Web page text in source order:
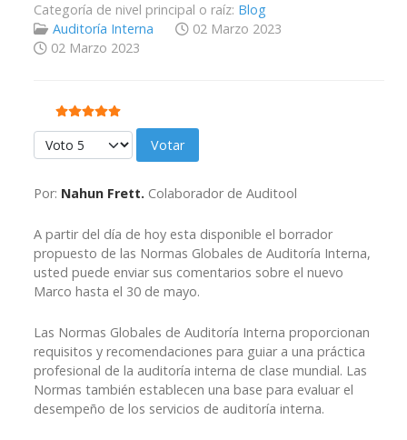
Categoría de nivel principal o raíz: Blog
Auditoría Interna
02 Marzo 2023
02 Marzo 2023
Ratio:5/5
Por favor, vote
Por: Nahun Frett. Colaborador de Auditool
A partir del día de hoy esta disponible el borrador
propuesto de las Normas Globales de Auditoría Interna,
usted puede enviar sus comentarios sobre el nuevo
Marco hasta el 30 de mayo.
Las Normas Globales de Auditoría Interna proporcionan
requisitos y recomendaciones para guiar a una práctica
profesional de la auditoría interna de clase mundial. Las
Normas también establecen una base para evaluar el
desempeño de los servicios de auditoría interna.